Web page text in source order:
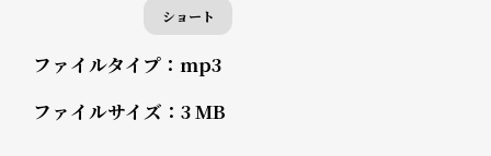
ショート
ファイルタイプ： mp3
ファイルサイズ： 3 MB